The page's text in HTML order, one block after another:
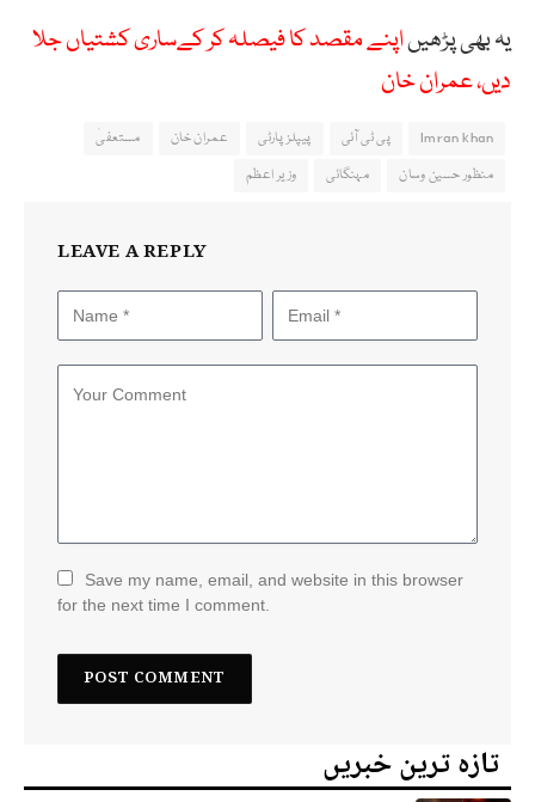
یہ بھی پڑھیںاپنے مقصد کا فیصلہ کر کےساری کشتیاں جلا
دیں، عمران خان
Imran khan پی ٹی آئی پیپلز پارٹی عمران خان
مستعفیٰ
منظور حسین وسان
مہنگائی وزیر اعظم
LEAVE A REPLY
Save my name, email, and website in this browser
for the next time I comment.
تازہ ترین خبریں